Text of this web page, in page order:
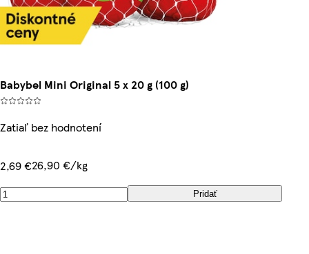
Babybel Mini Original 5 x 20 g (100 g)
Zatiaľ bez hodnotení
2,69 €26,90 €/kg
Pridať